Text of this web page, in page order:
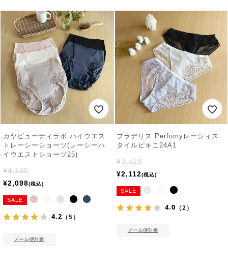
カヤビューティラボ ハイウエス
トレーシーショーツ(レーシーハ
イウエストショーツ25)
¥4,180
¥2,098 税込
SALE
4.2 （5）
メール便対象
ブラデリス Perfumyレーシィス
タイルビキニ24A1
¥3,520
¥2,112 税込
SALE
4.0 （2）
メール便対象